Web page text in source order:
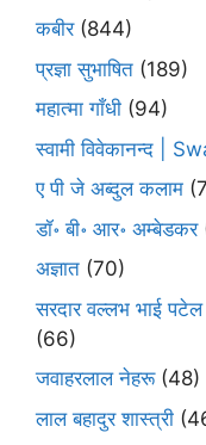
कबीर(844)
प्रज्ञा सुभाषित (189)
महात्मा गाँधी (94)
स्वामी विवेकानन्द |
ए पी जे अब्दुल कलाम
डॉ॰ बी॰ आर॰ अम्बेडकर
अज्ञात (70)
सरदार वल्लभ भाई
(66)
जवाहरलाल नेहरू(48)
लाल बहादुर शास्त्री